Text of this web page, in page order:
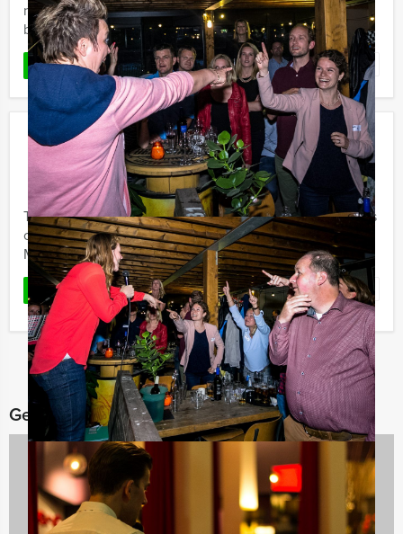
nadenken en snelheid van groot belang zijn. Leuk als
bedrijfsuitje of ...
LEES MEER Favoriet
Kroegenspeurtocht in Antwerpen
Vanaf€ 34,50 p.p. excl. BTW
Vanaf 12 personen ‐ 4 uur
Tijdens de Kroegenspeurtocht van Antwerpen Excursies
ontdekt u met onze gids de beste horeca van de stad.
Maak er maar een feestje van!
LEES MEER Favoriet
Gerelateerde categorieën